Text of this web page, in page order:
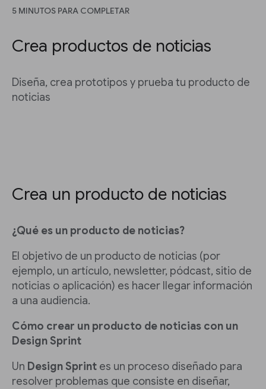
5 MINUTOS PARA COMPLETAR
Crea productos de noticias
Diseña, crea prototipos y prueba tu producto de
noticias
Crea un producto de noticias
¿Qué es un producto de noticias?
El objetivo de un producto de noticias (por
ejemplo, un artículo, newsletter, pódcast, sitio de
noticias o aplicación) es hacer llegar información
a una audiencia.
Cómo crear un producto de noticias con un
Design Sprint
Un Design Sprint es un proceso diseñado para
resolver problemas que consiste en diseñar,